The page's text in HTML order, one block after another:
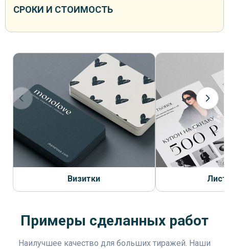
СРОКИ И СТОИМОСТЬ
Визитки
Примеры сделанных работ
Наилучшее качество для больших тиражей. Наши